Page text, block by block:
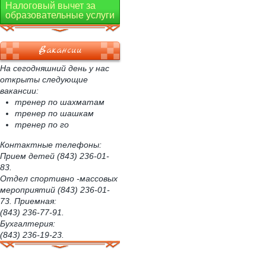
Налоговый вычет за
образовательные услуги
Вакансии
На сегодняшний день у нас
открыты следующие
вакансии:
тренер по шахматам
тренер по шашкам
тренер по го
Контактные телефоны:
Прием детей (843) 236-01-
83.
Отдел спортивно -массовых
мероприятий (843) 236-01-
73. Приемная:
(843) 236-77-91.
Бухгалтерия:
(843) 236-19-23.